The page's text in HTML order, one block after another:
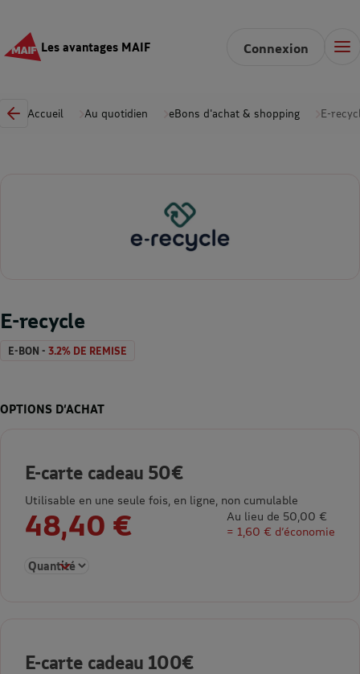
Les avantages MAIF Connexion
Accueil Au quotidien eBons d'achat & shopping E-
E-recycle
E-BON - 3.2% DE REMISE
OPTIONS D’ACHAT
E-carte cadeau 50€
Utilisable en une seule fois, en ligne, non cumulable
48,40 €
Au lieu de 50,00 €
= 1,60 € d’économie
Sélectionner la quantité pour E-carte cadeau 50€
E-carte cadeau 100€